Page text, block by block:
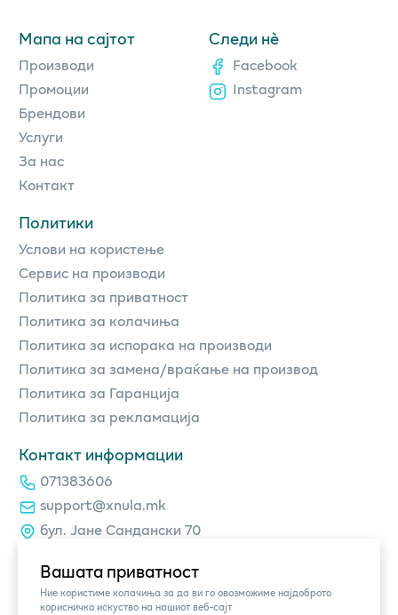
Вашата приватност
Ние користиме колачиња за да ви го овозможиме најдоброто
корисничко искуство на нашиот веб-сајт
Мапа на сајтот
Производи
Промоции
Брендови
Услуги
За нас
Контакт
Политики
Услови на користење
Сервис на производи
Политика за приватност
Политика за колачиња
Политика за испорака на производи
Политика за замена/враќање на производ
Политика за Гаранција
Политика за рекламација
Контакт информации
071383606
support@xnula.mk
бул. Јане Сандански 70
Следи нè
Facebook
Instagram